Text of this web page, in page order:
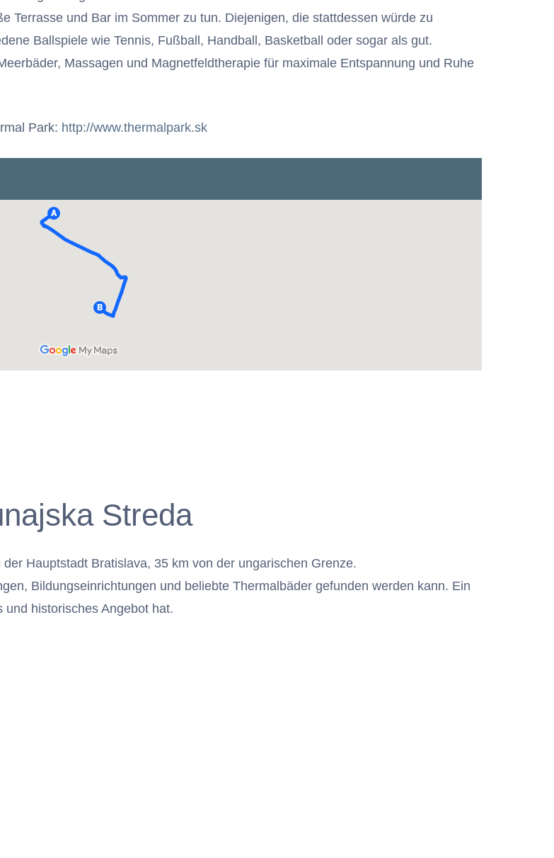
Terrasse und Bar im Sommer zu tun. Diejenigen, die stattdessen würde zu
Ballspiele wie Tennis, Fußball, Handball, Basketball oder sogar als gut.
Massagen und Magnetfeldtherapie für maximale Entspannung und Ruhe
Park: http://www.thermalpark.sk
Streda
Hauptstadt Bratislava, 35 km von der ungarischen Grenze.
Bildungseinrichtungen und beliebte Thermalbäder gefunden werden kann. Ein
historisches Angebot hat.